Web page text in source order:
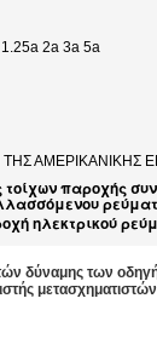
2a 3a 5a
ΑΜΕΡΙΚΑΝΙΚΗΣ
παροχής
ηλεκτρικού
δύναμης των